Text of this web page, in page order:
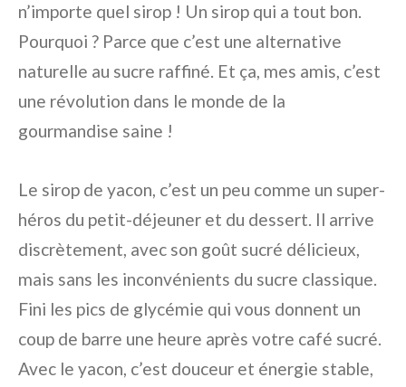
n’importe quel sirop ! Un sirop qui a tout bon.
Pourquoi ? Parce que c’est une alternative
naturelle au sucre raffiné. Et ça, mes amis, c’est
une révolution dans le monde de la
gourmandise saine !
Le sirop de yacon, c’est un peu comme un super-
héros du petit-déjeuner et du dessert. Il arrive
discrètement, avec son goût sucré délicieux,
mais sans les inconvénients du sucre classique.
Fini les pics de glycémie qui vous donnent un
coup de barre une heure après votre café sucré.
Avec le yacon, c’est douceur et énergie stable,